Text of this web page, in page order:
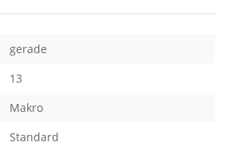
gerade
13
Makro
Standard